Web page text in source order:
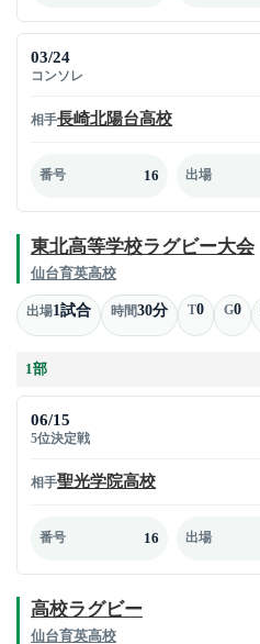
03/24
コンソレ
相手長崎北陽台高校
番号 16 出場
東北高等学校ラグビー大会
仙台育英高校
出場1試合 時間30分 T0 G0
1部
06/15
5位決定戦
相手聖光学院高校
番号 16 出場
高校ラグビー
仙台育英高校